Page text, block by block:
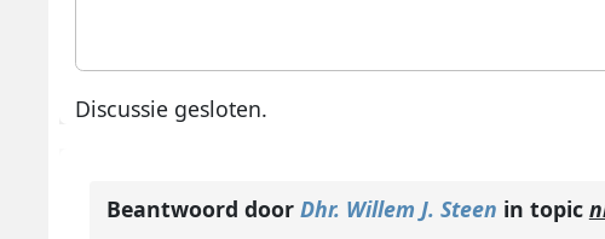
Discussie gesloten.
Beantwoord door Dhr. Willem J. Steen in topic